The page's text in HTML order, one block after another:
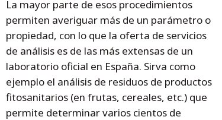
La mayor parte de esos procedimientos
permiten averiguar más de un parámetro o
propiedad, con lo que la oferta de servicios
de análisis es de las más extensas de un
laboratorio oficial en España. Sirva como
ejemplo el análisis de residuos de productos
fitosanitarios (en frutas, cereales, etc.) que
permite determinar varios cientos de